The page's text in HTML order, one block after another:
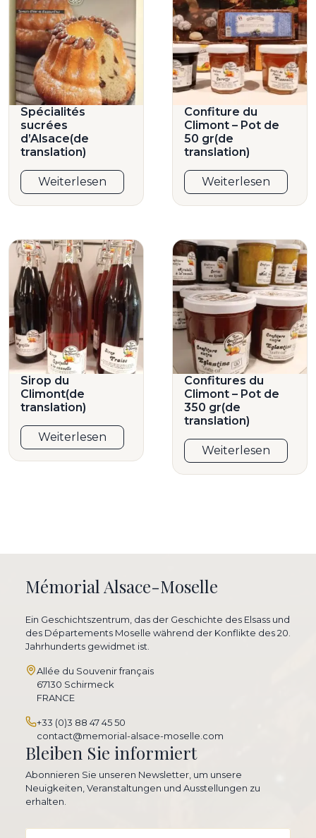
Spécialités
sucrées
d’Alsace(de
translation)
Weiterlesen
Confiture du
Climont – Pot de
50 gr(de
translation)
Weiterlesen
Sirop du
Climont(de
translation)
Weiterlesen
Confitures du
Climont – Pot de
350 gr(de
translation)
Weiterlesen
Mémorial Alsace-Moselle
Ein Geschichtszentrum, das der Geschichte des Elsass und
des Départements Moselle während der Konflikte des 20.
Jahrhunderts gewidmet ist.
Allée du Souvenir français
67130 Schirmeck
FRANCE
+33 (0)3 88 47 45 50
contact@memorial-alsace-moselle.com
Bleiben Sie informiert
Abonnieren Sie unseren Newsletter, um unsere
Neuigkeiten, Veranstaltungen und Ausstellungen zu
erhalten.